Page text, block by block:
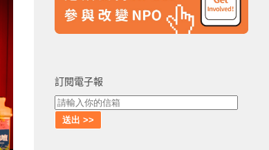
訂閱電子報